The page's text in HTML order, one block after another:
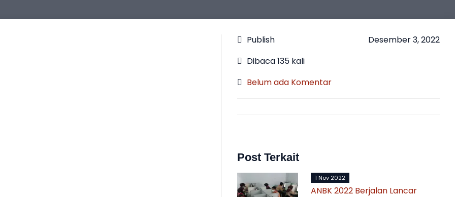
Publish
Desember 3, 2022
Dibaca 135 kali
Belum ada Komentar
Post Terkait
1 Nov 2022
ANBK 2022 Berjalan Lancar